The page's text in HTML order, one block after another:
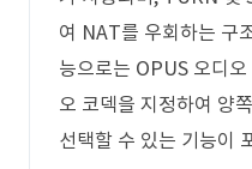
여 NAT를 우회하는 구
능으로는 OPUS 오디
오 코덱을 지정하여 양
선택할 수 있는 기능이